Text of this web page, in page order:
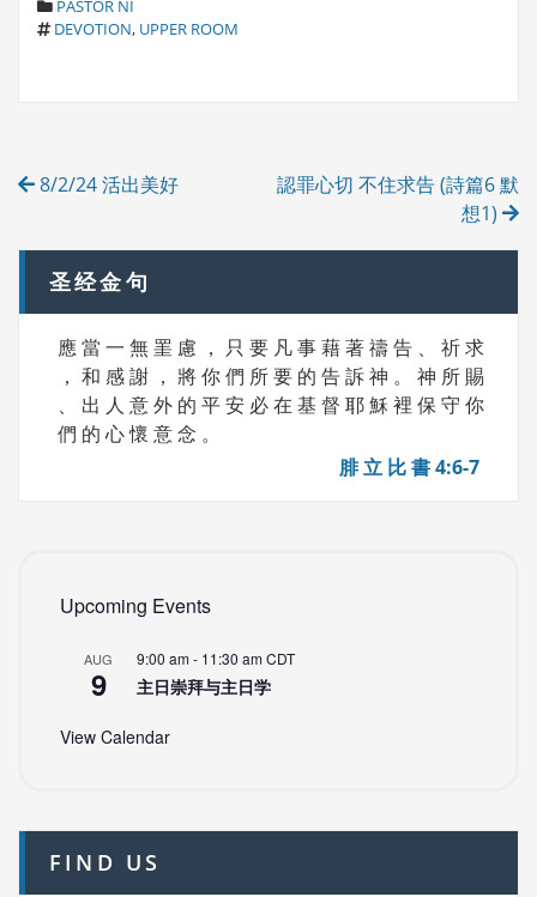
C
A
E
PASTOR NI
T
DEVOTION, UPPER ROOM
Post
8/2/24 活出美好
認罪心切 不住求告 (詩篇6 默
想1)
圣经金句
應 當 一 無 罣 慮 ， 只 要 凡 事 藉 著 禱 告 、 祈 求
， 和 感 謝 ， 將 你 們 所 要 的 告 訴 神 。 神 所 賜
、 出 人 意 外 的 平 安 必 在 基 督 耶 穌 裡 保 守 你
們 的 心 懷 意 念 。
腓 立 比 書 4:6-7
Upcoming Events
AUG
9
9:00 am- 11:30 amCDT
主日崇拜与主日学
View Calendar
FIND US